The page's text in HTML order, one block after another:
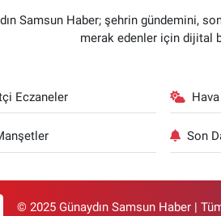
Samsun Haber; şehrin gündemini,
merak edenler için dijital
Eczaneler
Son
© 2025 Günaydın Samsun Haber |